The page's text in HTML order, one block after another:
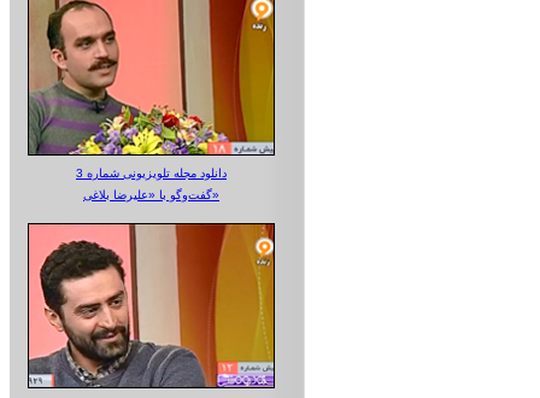
دانلود مجله تلویزیونی شماره 3
گفت‌وگو با «علیرضا بلاغی»